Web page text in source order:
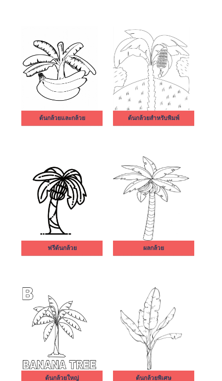
ต้นกล้วยและกล้วย ต้นกล้วยสำหรับพิมพ์
ฟรีต้นกล้วย ผลกล้วย
ต้นกล้วยใหญ่ ต้นกล้วยพิเศษ